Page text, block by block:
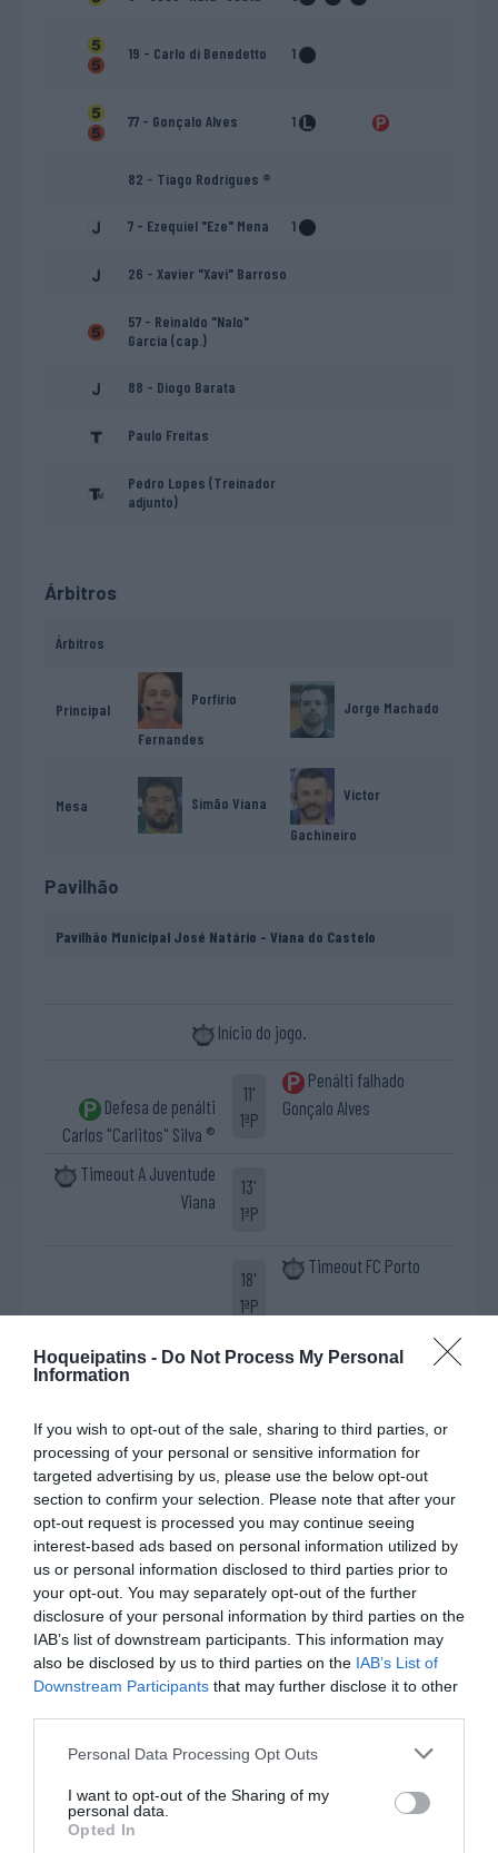
Hoqueipatins - Do Not Process My Personal
Information
If you wish to opt-out of the sale, sharing to third parties, or
processing of your personal or sensitive information for
targeted advertising by us, please use the below opt-out
section to confirm your selection. Please note that after your
opt-out request is processed you may continue seeing
interest-based ads based on personal information utilized by
us or personal information disclosed to third parties prior to
your opt-out. You may separately opt-out of the further
disclosure of your personal information by third parties on the
IAB’s list of downstream participants. This information may
also be disclosed by us to third parties on the IAB’s List of
Downstream Participants that may further disclose it to other
Personal Data Processing Opt Outs
I want to opt-out of the Sharing of my
personal data.
Opted In
19 - Carlo di Benedetto 1
77 - Gonçalo Alves 1
82 - Tiago Rodrigues ®
7 - Ezequiel "Eze" Mena 1
26 - Xavier "Xavi" Barroso
57 - Reinaldo "Nalo"
Garcia (cap.)
88 - Diogo Barata
Paulo Freitas
Pedro Lopes (Treinador
adjunto)
Árbitros
Árbitros
Principal
Porfírio
Fernandes
Jorge Machado
Mesa Simão Viana Victor
Gachineiro
Pavilhão
Pavilhão Municipal José Natário - Viana do Castelo
Início do jogo.
Defesa de penálti
Carlos "Carlitos" Silva ®
11'
1ªP
Penálti falhado
Gonçalo Alves
Timeout A Juventude
Viana
13'
1ªP
18'
1ªP
Timeout FC Porto
Timeout A Juventude
23'
1ªP
0-1 José "Rafa" Costa
Fim da 1ª parte.
Início da 2ª parte.
3'
2ªP
0-2 Carlo di
Benedetto
1-2 Andrés Castaño
3'
2ªP
Timeout A Juventude